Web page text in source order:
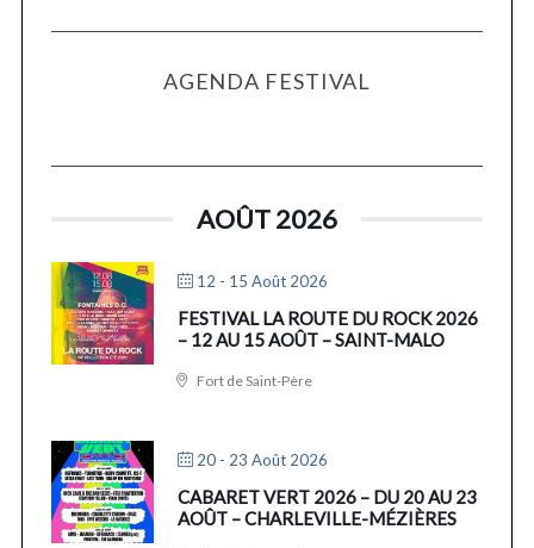
AGENDA FESTIVAL
AOÛT 2026
12 - 15 Août 2026
FESTIVAL LA ROUTE DU ROCK 2026
– 12 AU 15 AOÛT – SAINT-MALO
Fort de Saint-Père
20 - 23 Août 2026
CABARET VERT 2026 – DU 20 AU 23
AOÛT – CHARLEVILLE-MÉZIÈRES